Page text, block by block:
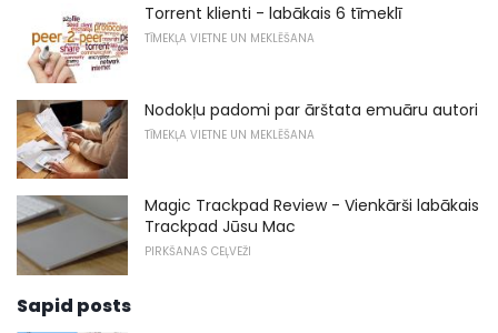
Torrent klienti - labākais 6 tīmeklī
TĪMEKĻA VIETNE UN MEKLĒŠANA
Nodokļu padomi par ārštata emuāru autori
TĪMEKĻA VIETNE UN MEKLĒŠANA
Magic Trackpad Review - Vienkārši labākais
Trackpad Jūsu Mac
PIRKŠANAS CEĻVEŽI
Sapid posts